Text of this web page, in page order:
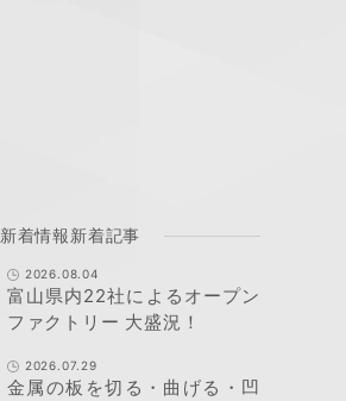
新着情報新着記事
2026.08.04
富山県内22社によるオープン
ファクトリー 大盛況！
2026.07.29
金属の板を切る・曲げる・凹